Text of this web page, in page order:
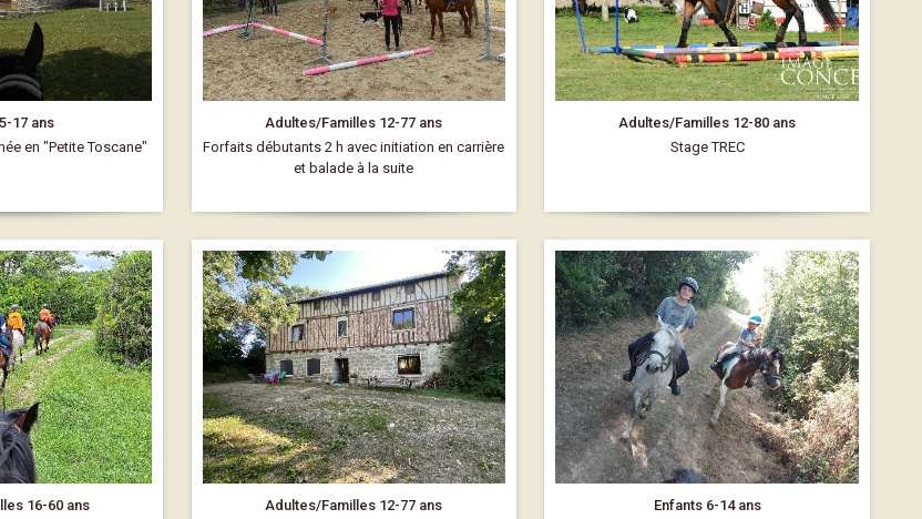
17 ans
en "Petite Toscane"
Adultes/Familles 12-77 ans
Forfaits débutants 2 h avec initiation en carrière
et balade à la suite
Adultes/Familles 12-80 ans
Stage TREC
16-60 ans
Adultes/Familles 12-77 ans
Enfants 6-14 ans